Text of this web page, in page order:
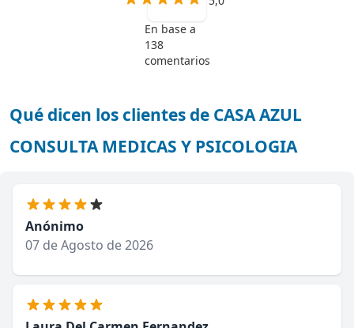
En base a
138
comentarios
Qué dicen los clientes de CASA AZUL
CONSULTA MEDICAS Y PSICOLOGIA
Anónimo
07 de Agosto de 2026